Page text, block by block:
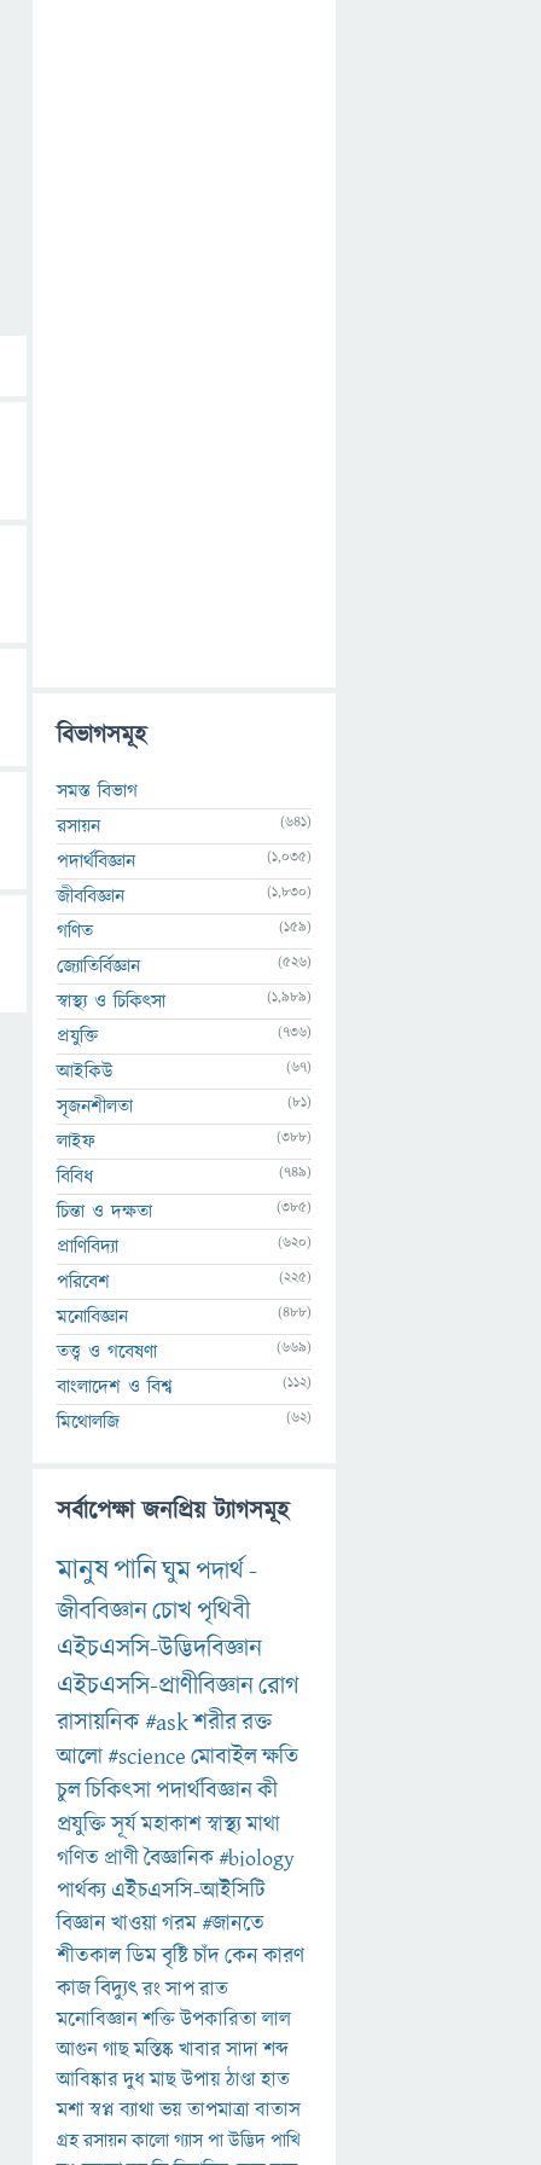
বিভাগসমূহ
সমস্ত বিভাগ
রসায়ন
(641)
পদার্থবিজ্ঞান (1,035)
জীববিজ্ঞান (1,830)
গণিত (159)
জ্যোতির্বিজ্ঞান (526)
স্বাস্থ্য ও চিকিৎসা (1,989)
প্রযুক্তি (736)
আইকিউ (67)
সৃজনশীলতা (81)
লাইফ (388)
বিবিধ (749)
চিন্তা ও দক্ষতা (385)
প্রাণিবিদ্যা (620)
পরিবেশ (225)
মনোবিজ্ঞান (488)
তত্ত্ব ও গবেষণা (669)
বাংলাদেশ ও বিশ্ব (112)
মিথোলজি (62)
সর্বাপেক্ষা জনপ্রিয় ট্যাগসমূহ
মানুষপানিঘুমপদার্থ-
জীববিজ্ঞানচোখপৃথিবী
এইচএসসি-উদ্ভিদবিজ্ঞান
এইচএসসি-প্রাণীবিজ্ঞানরোগ
রাসায়নিক#askশরীররক্ত
আলো#scienceমোবাইলক্ষতি
চুলচিকিৎসাপদার্থবিজ্ঞানকী
প্রযুক্তিসূর্যমহাকাশস্বাস্থ্যমাথা
গণিত প্রাণীবৈজ্ঞানিক#biology
পার্থক্য এইচএসসি-আইসিটি
বিজ্ঞানখাওয়াগরম#জানতে
শীতকালডিমবৃষ্টিচাঁদকেনকারণ
কাজবিদ্যুৎরংসাপরাত
মনোবিজ্ঞানশক্তিউপকারিতালাল
আগুনগাছমস্তিষ্কখাবারসাদাশব্দ
আবিষ্কারদুধমাছউপায়ঠাণ্ডাহাত
মশাস্বপ্নব্যাথাভয়তাপমাত্রাবাতাস
গ্রহরসায়নকালোগ্যাসপাউদ্ভিদপাখি